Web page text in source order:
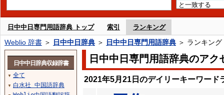
日中中日専門用語辞典 トップ 索引 ランキング
Weblio 辞書 ＞ 日中中日辞典 ＞ 日中中日専門用語辞典 ＞ ランキング
日中中日専門用語辞典のアク
2021年5月21日のデイリーキーワード
日中中日辞典収録辞書
▼ 全て
▼ 白水社 中国語辞典